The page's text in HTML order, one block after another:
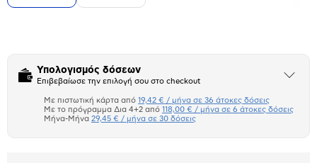
Υπολογισμός δόσεων
Επιβεβαίωσε την επιλογή σου στο checkout
Άνοιξε
Πιστωτική κάρτα
Με πιστωτική κάρτα από 19,42 € / μήνα σε 36 άτοκες δόσεις
Με το πρόγραμμα Δια 4+2 από 118,00 € / μήνα σε 6 άτοκες δόσεις
Μήνα-Μήνα 29,45 € / μήνα σε 30 δόσεις